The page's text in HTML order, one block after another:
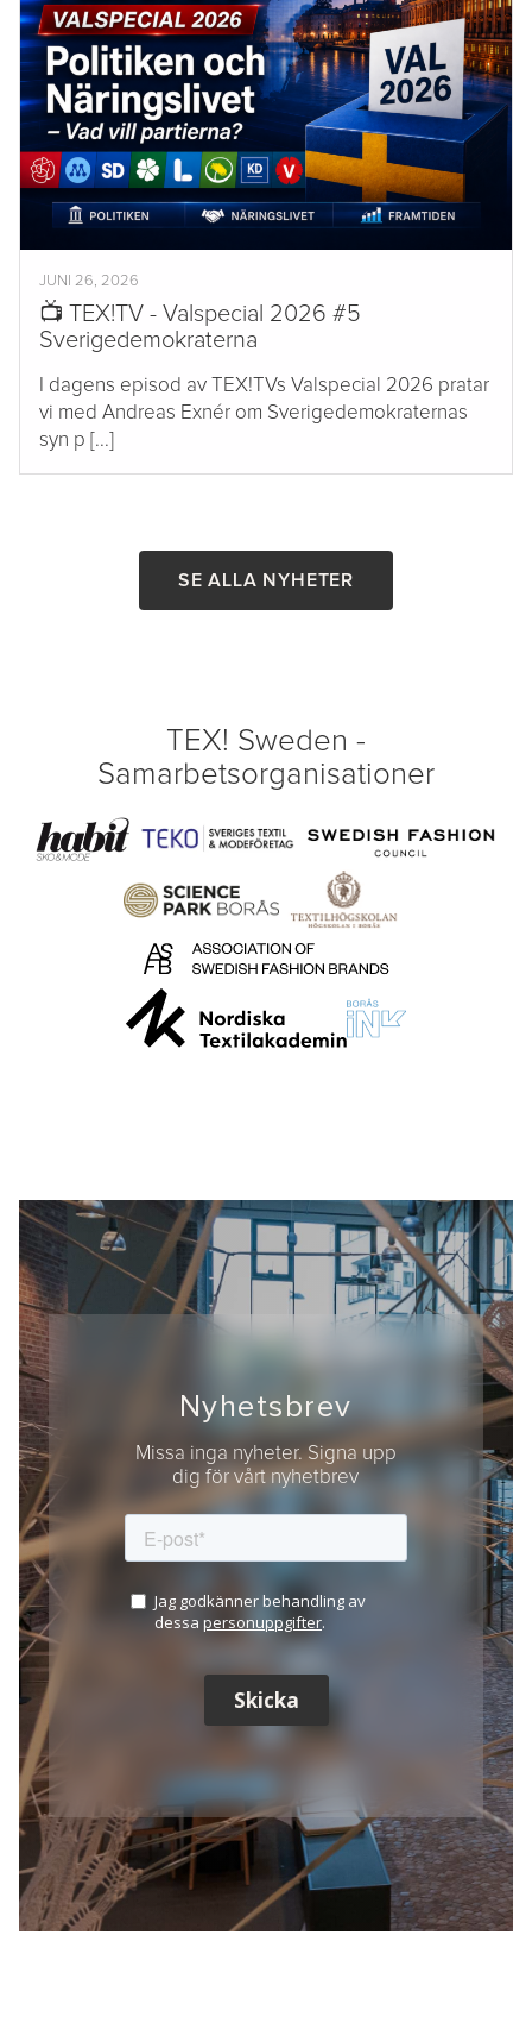
JUNI 26, 2026
📺 TEX!TV - Valspecial 2026 #5
Sverigedemokraterna
I dagens episod av TEX!TVs Valspecial 2026 pratar
vi med Andreas Exnér om Sverigedemokraternas
syn p [...]
SE ALLA NYHETER
TEX! Sweden -
Samarbetsorganisationer
Nyhetsbrev
Missa inga nyheter. Signa upp
dig för vårt nyhetbrev